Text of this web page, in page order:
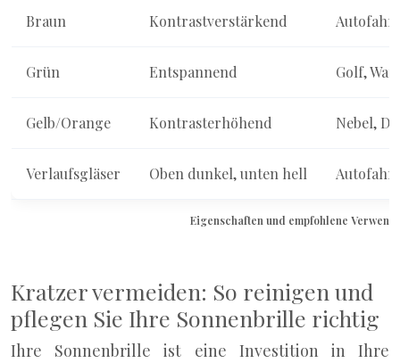
Eigenschaften und empfohlene
Braun Kontrastverstärkend
Grün Entspannend Golf,
Gelb/Orange Kontrasterhöhend Nebel,
Verlaufsgläser Oben dunkel, unten hell
Kratzer vermeiden: So reinigen und
pflegen Sie Ihre Sonnenbrille richtig
Ihre Sonnenbrille ist eine Investition in Ihre